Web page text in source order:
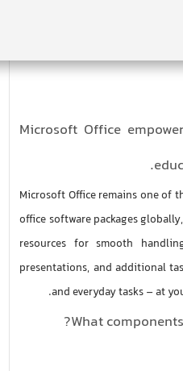
Microsoft Office
Microsoft Office remains one of
office software packages
resources for smooth
presentations, and additional
and everyday tasks – at
What